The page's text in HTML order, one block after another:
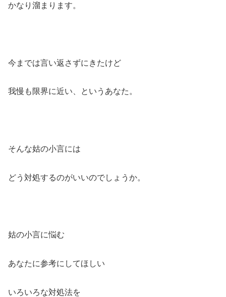
かなり溜まります。
今までは言い返さずにきたけど
我慢も限界に近い、というあなた。
そんな姑の小言には
どう対処するのがいいのでしょうか。
姑の小言に悩む
あなたに参考にしてほしい
いろいろな対処法を